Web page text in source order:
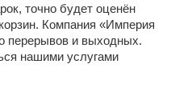
точно будет оценён
Компания «Империя
перерывов и выходных.
нашими услугами